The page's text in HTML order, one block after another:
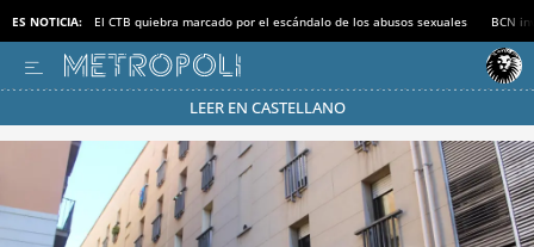
ES NOTICIA: El CTB quiebra marcado por el escándalo de los abusos sexuales BCN
LEER EN CASTELLANO
Pásate al MODO AHORRO